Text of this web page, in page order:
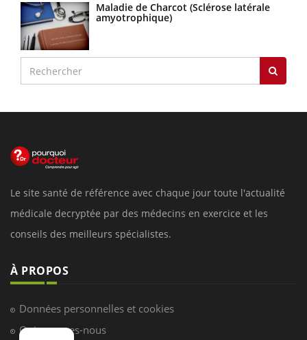
Maladie de Charcot (Sclérose latérale
amyotrophique)
Le site santé de référence avec chaque jour toute l'actualité
médicale decryptée par des médecins en exercice et les
conseils des meilleurs spécialistes.
À PROPOS
Données personnelles et cookies
Qui sommes-nous